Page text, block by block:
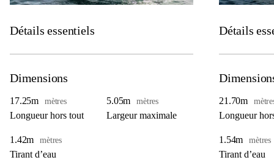
Détails essentiels
Dimensions
17.25m mètres
Longueur hors tout
5.05m mètres
Largeur maximale
1.42m mètres
Tirant d’eau
Détails
21.70m
Longueur
1.54m mètres
Tirant d’eau